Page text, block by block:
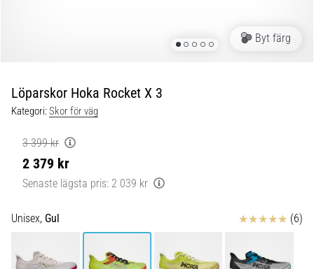
behandling
Upplever
skarp
under
eller
löpning?
de
Byt färg
Löparskor Hoka Rocket X 3
Kategori:Skor för väg
3 399 kr
2 379 kr
Senaste lägsta pris: 2 039 kr
Unisex, Gul Recensioner (6)